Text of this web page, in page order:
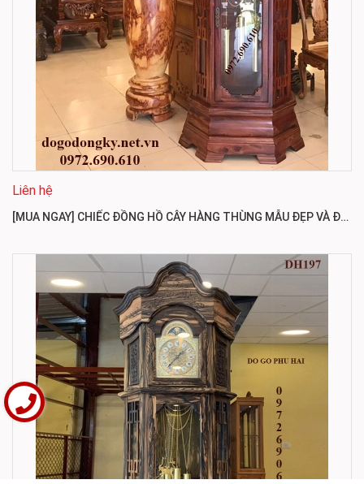
Liên hệ
[MUA NGAY] CHIẾC ĐỒNG HỒ CÂY HÀNG THÙNG MẪU ĐẸP VÀ ĐẲNG CẤP DH198